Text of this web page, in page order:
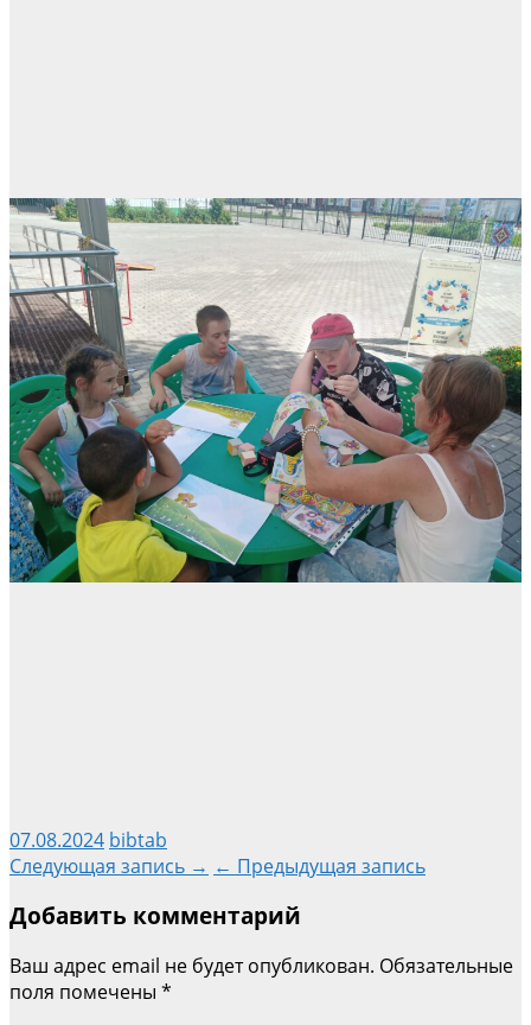
07.08.2024 bibtab
Навигация
по
записям
Следующая запись → ← Предыдущая запись
Добавить комментарий
Ваш адрес email не будет опубликован. Обязательные
поля помечены *